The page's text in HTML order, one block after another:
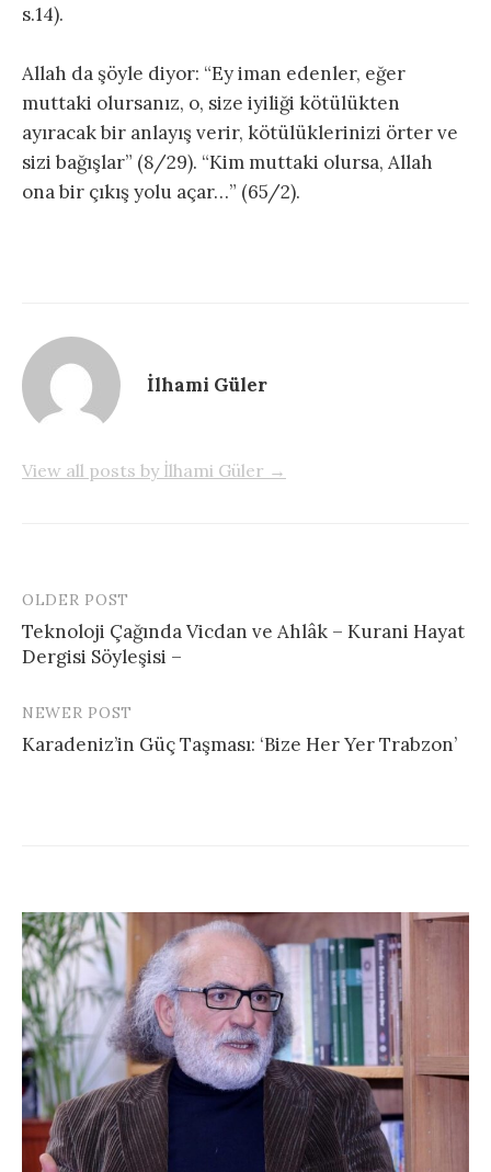
s.14).
Allah da şöyle diyor: “Ey iman edenler, eğer
muttaki olursanız, o, size iyiliği kötülükten
ayıracak bir anlayış verir, kötülüklerinizi örter ve
sizi bağışlar” (8/29). “Kim muttaki olursa, Allah
ona bir çıkış yolu açar…” (65/2).
İlhami Güler
View all posts by İlhami Güler →
Post
navigation
OLDER POST
Teknoloji Çağında Vicdan ve Ahlâk – Kurani Hayat
Dergisi Söyleşisi –
NEWER POST
Karadeniz’in Güç Taşması: ‘Bize Her Yer Trabzon’